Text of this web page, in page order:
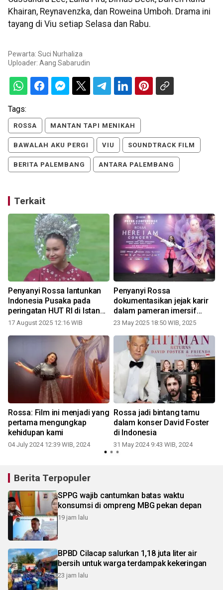
Khairan, Reynavenzka, dan Roweina Umboh. Drama ini
tayang di Viu setiap Selasa dan Rabu.
Pewarta: Suci Nurhaliza
Uploader: Aang Sabarudin
Tags:
ROSSA MANTAN TAPI MENIKAH
BAWALAH AKU PERGI VIU SOUNDTRACK FILM
BERITA PALEMBANG ANTARA PALEMBANG
Terkait
Penyanyi Rossa lantunkan
Indonesia Pusaka pada
peringatan HUT RI di Istana
Negara
17 August 2025 12:16 WIB
Penyanyi Rossa
dokumentasikan jejak karir
dalam pameran imersif
teknologi tertinggi berjudul
23 May 2025 18:50 WIB, 2025
Rossa: Film ini menjadi yang
pertama mengungkap
kehidupan kami
04 July 2024 12:39 WIB, 2024
Rossa jadi bintang tamu
dalam konser David Foster
di Indonesia
31 May 2024 9:43 WIB, 2024
Berita Terpopuler
SPPG wajib cantumkan batas waktu
konsumsi di ompreng MBG pekan depan
19 jam lalu
BPBD Cilacap salurkan 1,18 juta liter air
bersih untuk warga terdampak kekeringan
23 jam lalu